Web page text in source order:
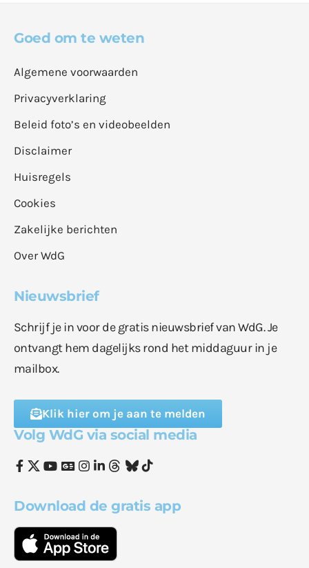
Goed om te weten
Algemene voorwaarden
Privacyverklaring
Beleid foto’s en videobeelden
Disclaimer
Huisregels
Cookies
Zakelijke berichten
Over WdG
Nieuwsbrief
Schrijf je in voor de gratis nieuwsbrief van WdG. Je
ontvangt hem dagelijks rond het middaguur in je
mailbox.
Klik hier om je aan te melden
Volg WdG via social media
Download de gratis app